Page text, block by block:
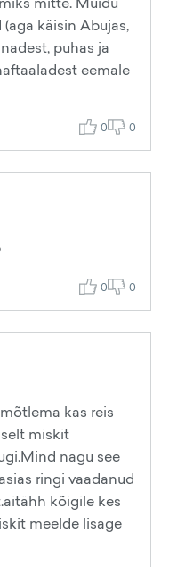
käisin Abujas,
puhas ja
eemale
0 0
0 0
kas reis
miskit
nagu see
ringi vaadanud
kõigile kes
meelde lisage